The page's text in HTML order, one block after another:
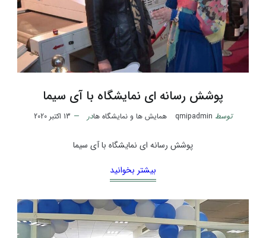
پوشش رسانه ای نمایشگاه با آی سیما
توسط qmipadmin همایش ها و نمایشگاه هادر 13 اکتبر 2020
پوشش رسانه ای نمایشگاه با آی سیما
بیشتر بخوانید